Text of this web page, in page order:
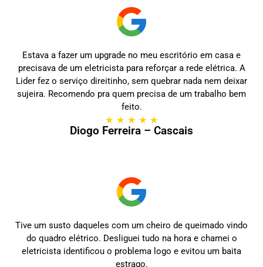
Estava a fazer um upgrade no meu escritório em casa e
precisava de um eletricista para reforçar a rede elétrica. A
Lider fez o serviço direitinho, sem quebrar nada nem deixar
sujeira. Recomendo pra quem precisa de um trabalho bem
feito.
★ ★ ★ ★ ★
Diogo Ferreira – Cascais
Tive um susto daqueles com um cheiro de queimado vindo
do quadro elétrico. Desliguei tudo na hora e chamei o
eletricista identificou o problema logo e evitou um baita
estrago.